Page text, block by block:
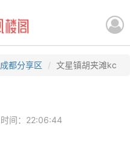
成都分享区 文星镇胡夹滩kc
时间：22:06:44